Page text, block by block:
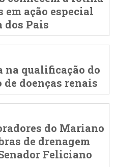
em ação especial
dos Pais
na qualificação do
de doenças renais
do Mariano
de drenagem
Feliciano